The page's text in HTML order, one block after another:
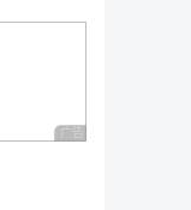
广告 商业广告，理性